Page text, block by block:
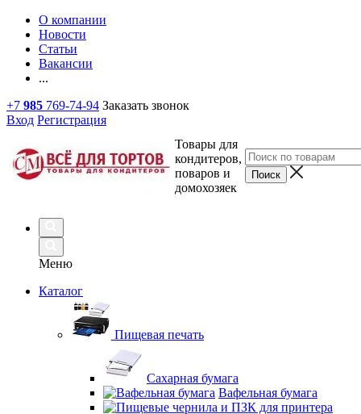
О компании
Новости
Статьи
Вакансии
...
+7 985 769-74-94 Заказать звонок
Вход Регистрация
Товары для
кондитеров,
поваров и
домохозяек
Меню
Каталог
Пищевая печать
Сахарная бумага
Вафельная бумага